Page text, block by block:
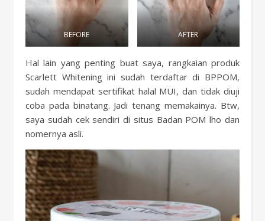
BEFORE AFTER
Hal lain yang penting buat saya, rangkaian produk
Scarlett Whitening ini sudah terdaftar di BPPOM,
sudah mendapat sertifikat halal MUI, dan tidak diuji
coba pada binatang. Jadi tenang memakainya. Btw,
saya sudah cek sendiri di situs Badan POM lho dan
nomernya asli.